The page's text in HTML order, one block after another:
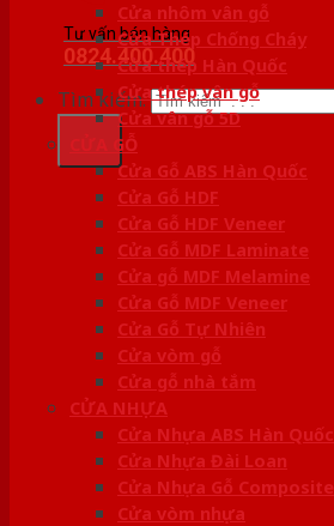
Tư vấn bán hàng
0824.400.400
Tìm kiếm:
Cửa nhôm vân gỗ
Cửa Thép Chống Cháy
Cửa thép Hàn Quốc
Cửa thép vân gỗ
Cửa vân gỗ 5D
CỬA GỖ
Cửa Gỗ ABS Hàn Quốc
Cửa Gỗ HDF
Cửa Gỗ HDF Veneer
Cửa Gỗ MDF Laminate
Cửa gỗ MDF Melamine
Cửa Gỗ MDF Veneer
Cửa Gỗ Tự Nhiên
Cửa vòm gỗ
Cửa gỗ nhà tắm
CỬA NHỰA
Cửa Nhựa ABS Hàn Quốc
Cửa Nhựa Đài Loan
Cửa Nhựa Gỗ Composite
Cửa vòm nhựa